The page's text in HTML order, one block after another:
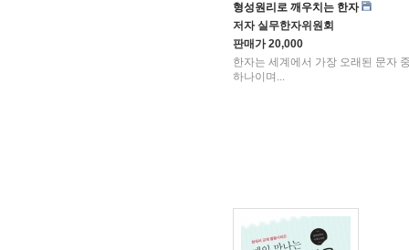
형성원리로 깨우치는 한자
저자실무한자위원회
판매가20,000
한자는 세계에서 가장 오래된 문자
하나이며...